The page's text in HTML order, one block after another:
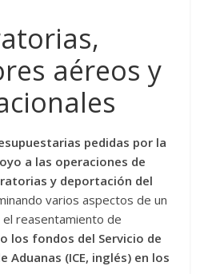
aéreos y
pedidas por la
a las operaciones de
y deportación del
varios aspectos de un
reasentamiento de
los fondos del Servicio de
Aduanas (ICE, inglés) en los